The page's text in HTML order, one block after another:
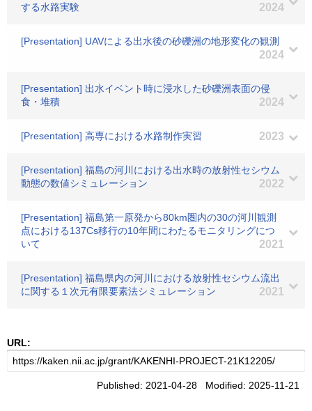
する水路実験
2024
[Presentation] UAVによる出水後の砂礫洲の地形変化の観測
2024
[Presentation] 出水イベント時に浸水した砂礫洲表面の侵
食・堆積
2024
[Presentation] 高専における水路制作実習 2023
[Presentation] 福島の河川における出水時の放射性セシウム
動態の数値シミュレーション
2022
[Presentation] 福島第一原発から80km圏内の30の河川観測
点における137Cs移行の10年間にわたるモニタリングにつ
いて
2021
[Presentation] 福島県内の河川における放射性セシウム流出
に関する１次元有限要素法シミュレーション
2021
URL:
Published: 2021-04-28 Modified: 2025-11-21